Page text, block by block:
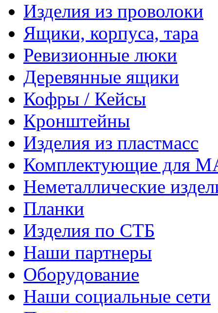
Изделия из проволоки
Ящики, корпуса, тара
Ревизионные люки
Деревянные ящики
Кофры / Кейсы
Кронштейны
Изделия из пластмасс
Комплектующие для
Неметаллические
Планки
Изделия по СТБ
Наши партнеры
Оборудование
Наши социальные сети